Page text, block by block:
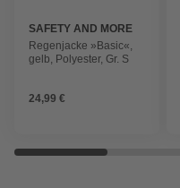
SAFETY AND MORE
Regenjacke »Basic«,
gelb, Polyester, Gr. S
24,99 €